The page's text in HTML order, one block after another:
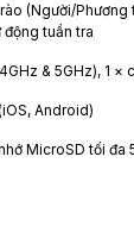
(Người/Phương
tuần tra
& 5GHz), 1 ×
Android)
MicroSD tối đa